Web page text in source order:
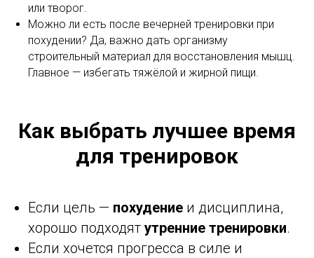
или творог.
Можно ли есть после вечерней тренировки при
похудении? Да, важно дать организму
строительный материал для восстановления мышц.
Главное — избегать тяжёлой и жирной пищи.
Как выбрать лучшее время
для тренировок
Если цель — похудение и дисциплина,
хорошо подходят утренние тренировки.
Если хочется прогресса в силе и